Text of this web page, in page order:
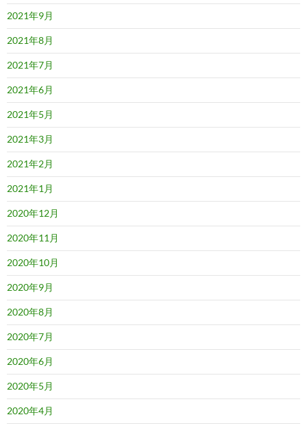
2021年9月
2021年8月
2021年7月
2021年6月
2021年5月
2021年3月
2021年2月
2021年1月
2020年12月
2020年11月
2020年10月
2020年9月
2020年8月
2020年7月
2020年6月
2020年5月
2020年4月